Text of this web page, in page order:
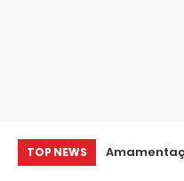
TOP NEWS
dados da 1ª